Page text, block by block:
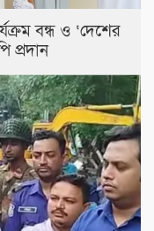
বন্ধ ও ‘দেশের
প্রদান